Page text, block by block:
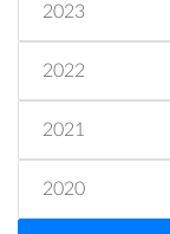
2023
2022
2021
2020